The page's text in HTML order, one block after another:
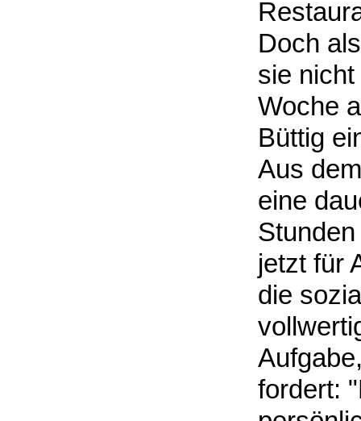
Doch
sie
Woche
Büttig
Aus
eine
jetzt für
die
fordert: